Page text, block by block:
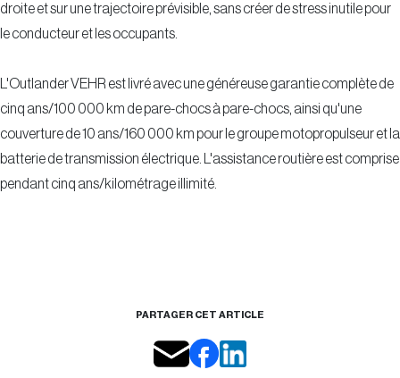
droite et sur une trajectoire prévisible, sans créer de stress inutile pour
le conducteur et les occupants.
L'Outlander VEHR est livré avec une généreuse garantie complète de
cinq ans/100 000 km de pare-chocs à pare-chocs, ainsi qu'une
couverture de 10 ans/160 000 km pour le groupe motopropulseur et la
batterie de transmission électrique. L'assistance routière est comprise
pendant cinq ans/kilométrage illimité.
PARTAGER CET ARTICLE